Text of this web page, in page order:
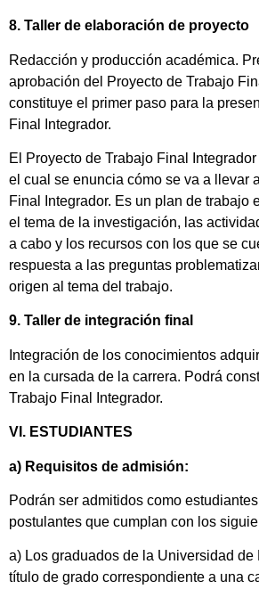
8. Taller de elaboración de proyecto
Redacción y producción académica.
aprobación del Proyecto de Trabajo
constituye el primer paso para la
Final Integrador.
El Proyecto de Trabajo Final
el cual se enuncia cómo se va a llevar
Final Integrador. Es un plan de trabajo
el tema de la investigación, las
a cabo y los recursos con los que se
respuesta a las preguntas
origen al tema del trabajo.
9. Taller de integración final
Integración de los conocimientos
en la cursada de la carrera. Podrá
Trabajo Final Integrador.
VI. ESTUDIANTES
a) Requisitos de admisión:
Podrán ser admitidos como
postulantes que cumplan con los
a) Los graduados de la Universidad de
título de grado correspondiente a una